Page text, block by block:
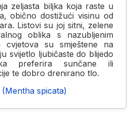
zeljasta biljka koja raste u
obično dostižući visinu od
Listovi su joj sitni, zelene
oblika s nazubljenim
cvjetova su smještene na
svijetlo ljubičaste do blijedo
preferira sunčane ili
te dobro drenirano tlo.
spicata)